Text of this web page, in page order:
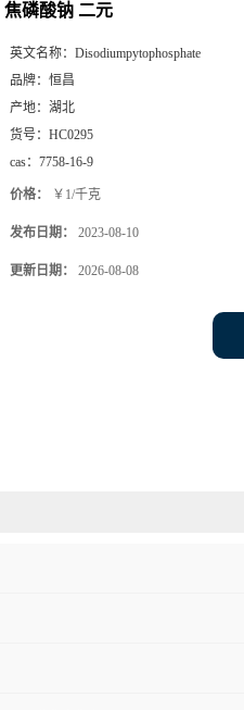
焦磷酸钠 二元
英文名称： Disodiumpytophosphate
品牌： 恒昌
产地： 湖北
货号： HC0295
cas： 7758-16-9
价格： ￥1/千克
发布日期： 2023-08-10
更新日期： 2026-08-08